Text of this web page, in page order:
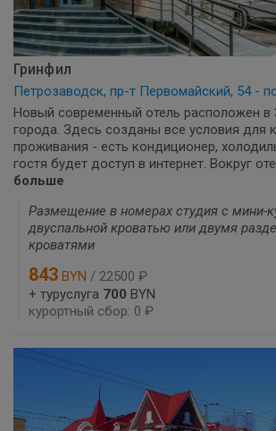
Гринфил
Петрозаводск, пр-т Первомайский, 54 -
Новый современный отель расположен в
города. Здесь созданы все условия для
проживания - есть кондиционер,
гостя будет доступ в интернет. Вокруг
больше
Размещение в номерах студия с мини-
двуспальной кроватью или двумя
кроватями
843 BYN / 22500 ₽
+ туруслуга 700 BYN
курортный сбор: 0 ₽